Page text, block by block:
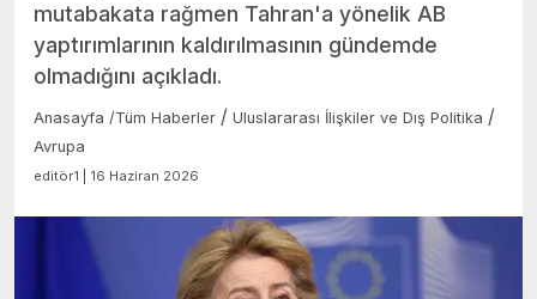
mutabakata rağmen Tahran'a yönelik AB
yaptırımlarının kaldırılmasının gündemde
olmadığını açıkladı.
Anasayfa /Tüm Haberler / Uluslararası İlişkiler ve Dış Politika /
Avrupa
editör1 | 16 Haziran 2026